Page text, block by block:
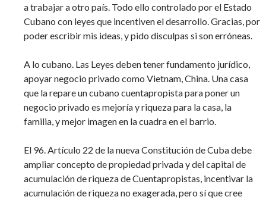
a trabajar a otro país. Todo ello controlado por el Estado
Cubano con leyes que incentiven el desarrollo. Gracias, por
poder escribir mis ideas, y pido disculpas si son erróneas.
A lo cubano. Las Leyes deben tener fundamento jurídico,
apoyar negocio privado como Vietnam, China. Una casa
que la repare un cubano cuentapropista para poner un
negocio privado es mejoría y riqueza para la casa, la
familia, y mejor imagen en la cuadra en el barrio.
El 96. Artículo 22 de la nueva Constitución de Cuba debe
ampliar concepto de propiedad privada y del capital de
acumulación de riqueza de Cuentapropistas, incentivar la
acumulación de riqueza no exagerada, pero sí que cree